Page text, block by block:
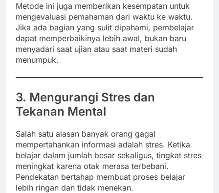
Metode ini juga memberikan kesempatan untuk
mengevaluasi pemahaman dari waktu ke waktu.
Jika ada bagian yang sulit dipahami, pembelajar
dapat memperbaikinya lebih awal, bukan baru
menyadari saat ujian atau saat materi sudah
menumpuk.
3. Mengurangi Stres dan
Tekanan Mental
Salah satu alasan banyak orang gagal
mempertahankan informasi adalah stres. Ketika
belajar dalam jumlah besar sekaligus, tingkat stres
meningkat karena otak merasa terbebani.
Pendekatan bertahap membuat proses belajar
lebih ringan dan tidak menekan.